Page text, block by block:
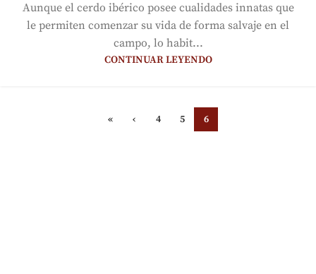
Aunque el cerdo ibérico posee cualidades innatas que
le permiten comenzar su vida de forma salvaje en el
campo, lo habit...
CONTINUAR LEYENDO
« ‹ 4 5 6